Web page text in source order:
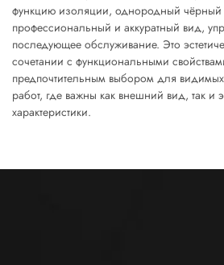
функцию изоляции, однородный чёрный
профессиональный и аккуратный вид,
последующее обслуживание. Это
сочетании с функциональными
предпочтительным выбором для
работ, где важны как внешний вид, так и
характеристики.